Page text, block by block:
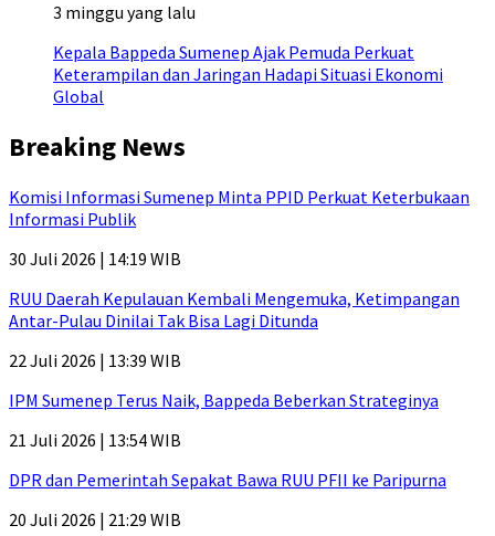
3 minggu yang lalu
Kepala Bappeda Sumenep Ajak Pemuda Perkuat
Keterampilan dan Jaringan Hadapi Situasi Ekonomi
Global
Breaking News
Komisi Informasi Sumenep Minta PPID Perkuat Keterbukaan
Informasi Publik
30 Juli 2026 | 14:19 WIB
RUU Daerah Kepulauan Kembali Mengemuka, Ketimpangan
Antar-Pulau Dinilai Tak Bisa Lagi Ditunda
22 Juli 2026 | 13:39 WIB
IPM Sumenep Terus Naik, Bappeda Beberkan Strateginya
21 Juli 2026 | 13:54 WIB
DPR dan Pemerintah Sepakat Bawa RUU PFII ke Paripurna
20 Juli 2026 | 21:29 WIB